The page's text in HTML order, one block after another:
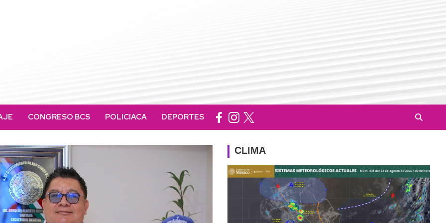
CONGRESO BCS POLICIACA DEPORTES
CLIMA